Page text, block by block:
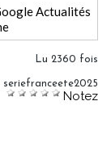
Lu 2360 fois
seriefranceete2025
Notez